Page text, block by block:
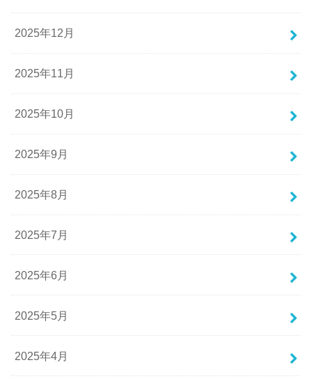
2025年12月
2025年11月
2025年10月
2025年9月
2025年8月
2025年7月
2025年6月
2025年5月
2025年4月